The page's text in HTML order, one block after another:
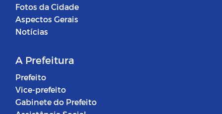
Fotos da Cidade
Aspectos Gerais
Notícias
A Prefeitura
Prefeito
Vice-prefeito
Gabinete do Prefeito